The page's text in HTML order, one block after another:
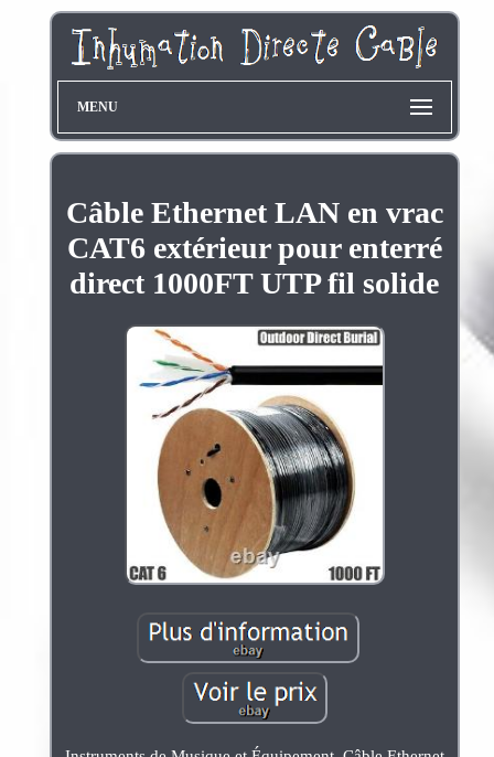
MENU
Câble Ethernet LAN en vrac
CAT6 extérieur pour enterré
direct 1000FT UTP fil solide